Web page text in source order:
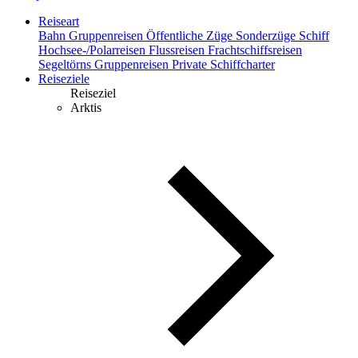
Reiseart
Bahn Gruppenreisen Öffentliche Züge Sonderzüge Schiff
Hochsee-/Polarreisen Flussreisen Frachtschiffsreisen
Segeltörns Gruppenreisen Private Schiffcharter
Reiseziele
Reiseziel
Arktis